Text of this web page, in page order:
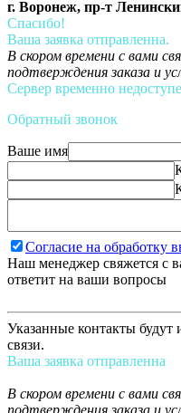
г. Воронеж, пр-т
Спасибо!
Ваша заявка отправленна.
В скором времени с вами
подтверждения заказа и
Сервер временно
Обратный звонок
Ваше имя
Согласие на обработку
Наш менеджер свяжется с
ответит на ваши вопросы
Указанные контакты будут
связи.
Ваша заявка отправленна
В скором времени с вами
подтверждения заказа и